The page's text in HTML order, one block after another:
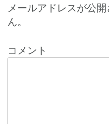
ナ
ビ
ゲ
メールアドレスが公
ん。
コメント